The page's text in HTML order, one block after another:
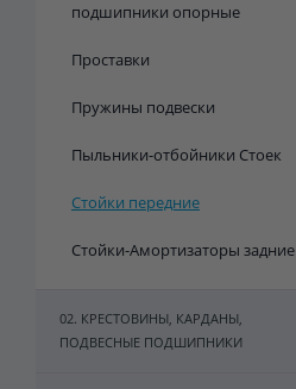
подшипники опорные
Проставки
Пружины подвески
Пыльники-отбойники Стоек
Стойки передние
Стойки-Амортизаторы задние
02. КРЕСТОВИНЫ, КАРДАНЫ,
ПОДВЕСНЫЕ ПОДШИПНИКИ